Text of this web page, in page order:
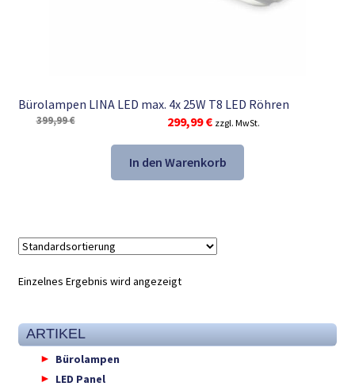
Bürolampen LINA LED max. 4x 25W T8 LED Röhren
399,99€
Ursprünglicher
Preis
war:
399,99 €
299,99€Aktueller
Preis
ist:
299,99 €.
zzgl. MwSt.
In den Warenkorb
Einzelnes Ergebnis wird angezeigt
ARTIKEL
Bürolampen
LED Panel